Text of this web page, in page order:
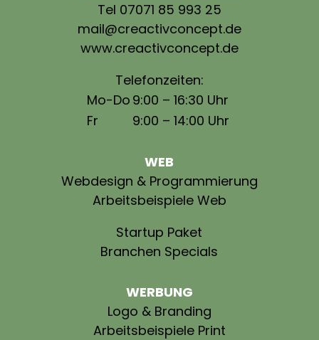
Tel 07071 85 993 25
mail@creactivconcept.de
www.creactivconcept.de
Telefonzeiten:
Mo-Do 9:00 – 16:30 Uhr
Fr
9:00 – 14:00 Uhr
WEB
Webdesign & Programmierung
Arbeitsbeispiele Web
Startup Paket
Branchen Specials
WERBUNG
Logo & Branding
Arbeitsbeispiele Print